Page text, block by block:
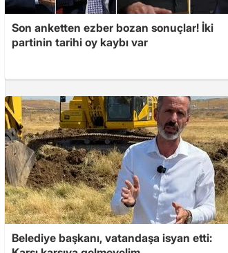
Son anketten ezber bozan sonuçlar! İki
partinin tarihi oy kaybı var
Belediye başkanı, vatandaşa isyan etti: